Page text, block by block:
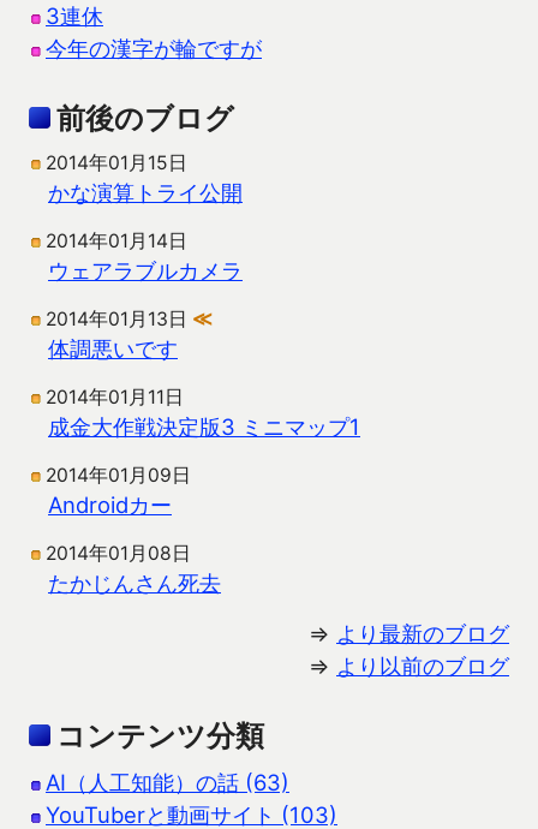
3連休
今年の漢字が輪ですが
前後のブログ
2014年01月15日
かな演算トライ公開
2014年01月14日
ウェアラブルカメラ
2014年01月13日 ≪
体調悪いです
2014年01月11日
成金大作戦決定版3 ミニマップ1
2014年01月09日
Androidカー
2014年01月08日
たかじんさん死去
⇒ より最新のブログ
⇒ より以前のブログ
コンテンツ分類
AI（人工知能）の話 (63)
YouTuberと動画サイト (103)